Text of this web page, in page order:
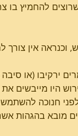
להחמיץ בו
וכנראה אין
ירקיבו (או
היו מייבשים את
חנוכה
מובא בהגהות